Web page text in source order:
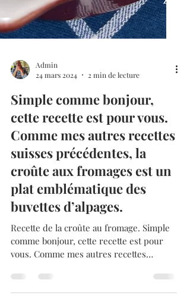
Admin
2 min de lecture
Simple comme bonjour,
cette recette est pour vous.
Comme mes autres recettes
suisses précédentes, la
croûte aux fromages est un
plat emblématique des
buvettes d’alpages.
Recette de la croûte au fromage. Simple
comme bonjour, cette recette est pour